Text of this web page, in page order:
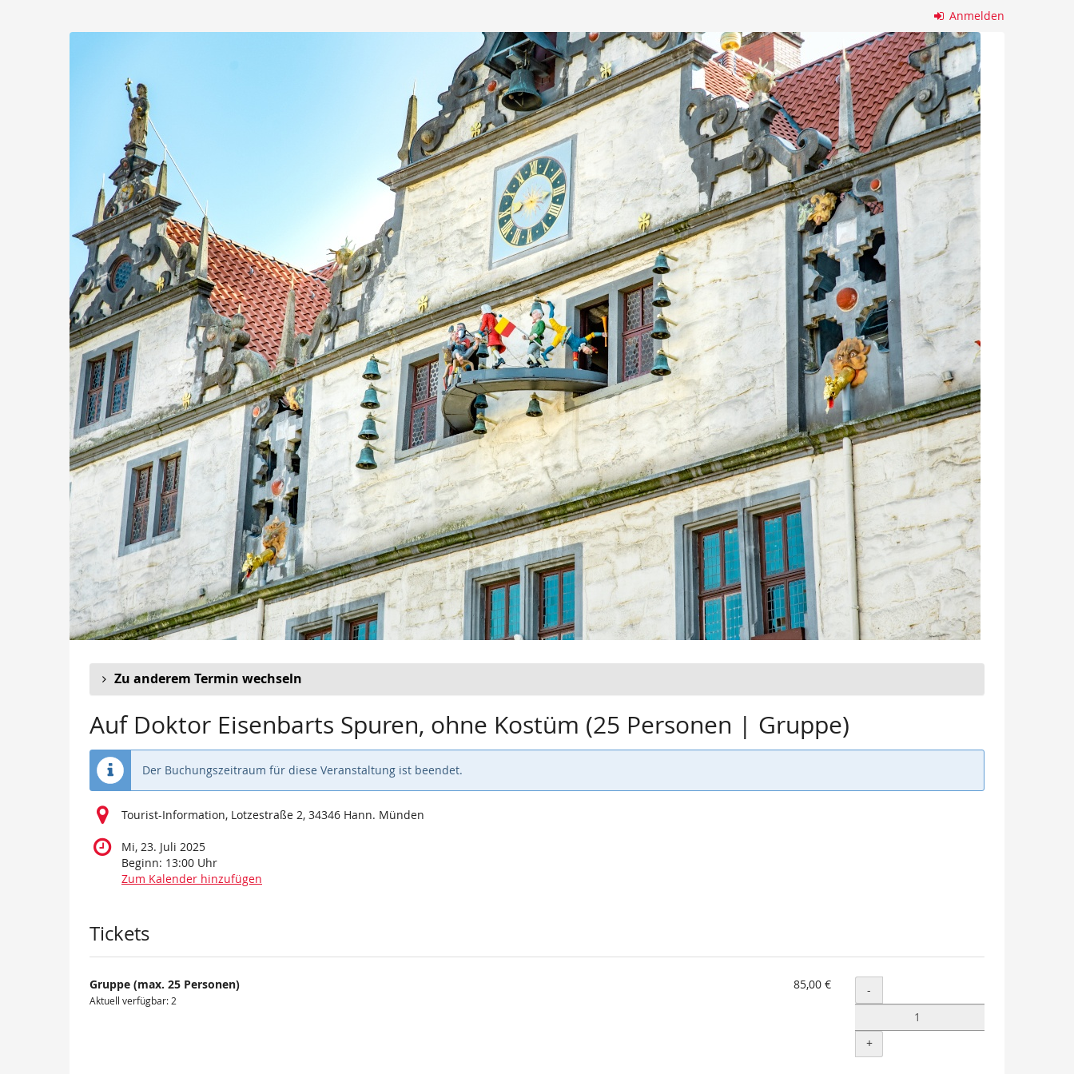
Anmelden
Zu anderem Termin wechseln
Auf Doktor Eisenbarts Spuren, ohne Kostüm (25 Personen | Gruppe)
Der Buchungszeitraum für diese Veranstaltung ist beendet.
Tourist-Information, Lotzestraße 2, 34346 Hann. Münden
Mi, 23. Juli 2025
Beginn: 13:00 Uhr
Zum Kalender hinzufügen
Produkte
Tickets
Gruppe (max. 25 Personen)
Aktuell verfügbar: 2
85,00 € Menge
-
+